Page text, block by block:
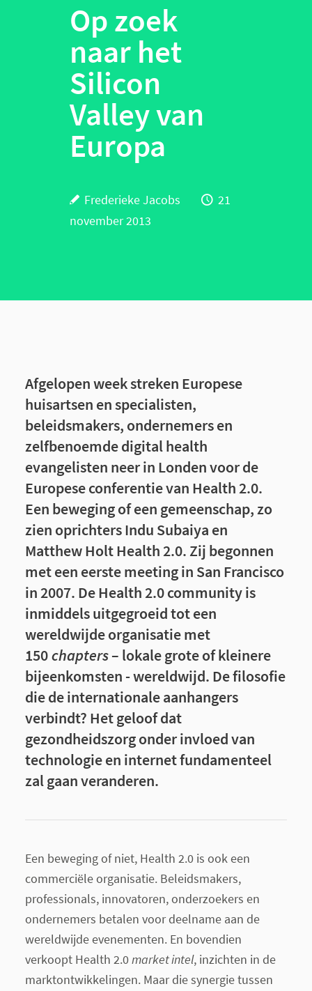
Op zoek
naar het
Silicon
Valley van
Europa
Frederieke Jacobs
21
november 2013
Afgelopen week streken Europese
huisartsen en specialisten,
beleidsmakers, ondernemers en
zelfbenoemde digital health
evangelisten neer in Londen voor de
Europese conferentie van Health 2.0.
Een beweging of een gemeenschap, zo
zien oprichters Indu Subaiya en
Matthew Holt Health 2.0. Zij begonnen
met een eerste meeting in San Francisco
in 2007. De Health 2.0 community is
inmiddels uitgegroeid tot een
wereldwijde organisatie met
150chapters– lokale grote of kleinere
bijeenkomsten - wereldwijd. De filosofie
die de internationale aanhangers
verbindt? Het geloof dat
gezondheidszorg onder invloed van
technologie en internet fundamenteel
zal gaan veranderen.
Een beweging of niet, Health 2.0 is ook een
commerciële organisatie. Beleidsmakers,
professionals, innovatoren, onderzoekers en
ondernemers betalen voor deelname aan de
wereldwijde evenementen. En bovendien
verkoopt Health 2.0market intel, inzichten in de
marktontwikkelingen. Maar die synergie tussen